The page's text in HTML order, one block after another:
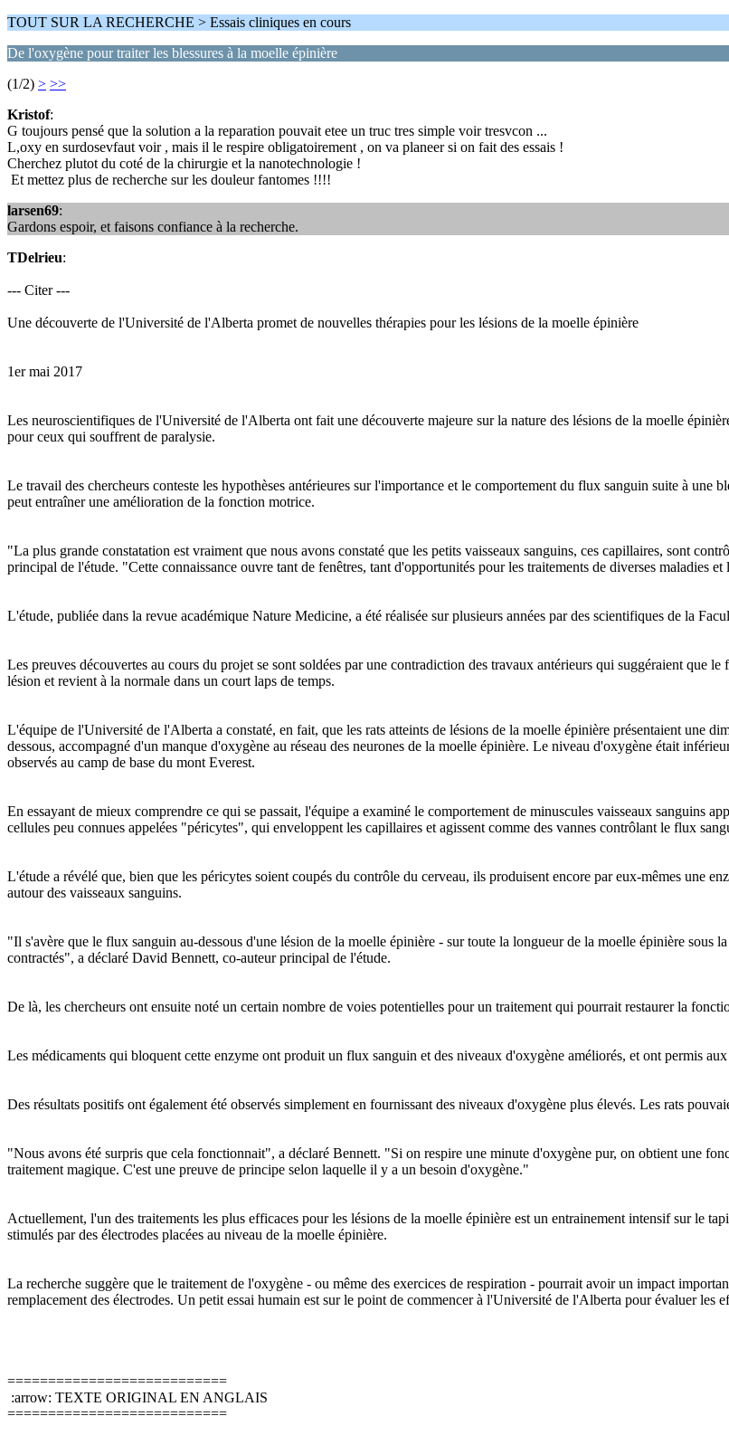
TOUT SUR LA RECHERCHE > Essais cliniques en cours
De l'oxygène pour traiter les blessures à la moelle épinière
(1/2) > >>
Kristof:
G toujours pensé que la solution a la reparation pouvait etee un truc tres simple voir tresvcon ...
L,oxy en surdosevfaut voir , mais il le respire obligatoirement , on va planeer si on fait des essais !
Cherchez plutot du coté de la chirurgie et la nanotechnologie !
Et mettez plus de recherche sur les douleur fantomes !!!!
larsen69:
Gardons espoir, et faisons confiance à la recherche.
TDelrieu:
--- Citer ---
Une découverte de l'Université de l'Alberta promet de nouvelles thérapies pour les lésions de la moelle épinière
1er mai 2017
Les neuroscientifiques de l'Université de l'Alberta ont fait une découverte majeure sur la nature des lésions de la moelle
pour ceux qui souffrent de paralysie.
Le travail des chercheurs conteste les hypothèses antérieures sur l'importance et le comportement du flux sanguin suite à une
peut entraîner une amélioration de la fonction motrice.
"La plus grande constatation est vraiment que nous avons constaté que les petits vaisseaux sanguins, ces capillaires, sont
principal de l'étude. "Cette connaissance ouvre tant de fenêtres, tant d'opportunités pour les traitements de diverses maladies
L'étude, publiée dans la revue académique Nature Medicine, a été réalisée sur plusieurs années par des scientifiques de la
Les preuves découvertes au cours du projet se sont soldées par une contradiction des travaux antérieurs qui suggéraient que
lésion et revient à la normale dans un court laps de temps.
L'équipe de l'Université de l'Alberta a constaté, en fait, que les rats atteints de lésions de la moelle épinière présentaient une
dessous, accompagné d'un manque d'oxygène au réseau des neurones de la moelle épinière. Le niveau d'oxygène était
observés au camp de base du mont Everest.
En essayant de mieux comprendre ce qui se passait, l'équipe a examiné le comportement de minuscules vaisseaux sanguins
cellules peu connues appelées "péricytes", qui enveloppent les capillaires et agissent comme des vannes contrôlant le flux
L'étude a révélé que, bien que les péricytes soient coupés du contrôle du cerveau, ils produisent encore par eux-mêmes une
autour des vaisseaux sanguins.
"Il s'avère que le flux sanguin au-dessous d'une lésion de la moelle épinière - sur toute la longueur de la moelle épinière sous
contractés", a déclaré David Bennett, co-auteur principal de l'étude.
De là, les chercheurs ont ensuite noté un certain nombre de voies potentielles pour un traitement qui pourrait restaurer la
Les médicaments qui bloquent cette enzyme ont produit un flux sanguin et des niveaux d'oxygène améliorés, et ont permis
Des résultats positifs ont également été observés simplement en fournissant des niveaux d'oxygène plus élevés. Les rats
"Nous avons été surpris que cela fonctionnait", a déclaré Bennett. "Si on respire une minute d'oxygène pur, on obtient une
traitement magique. C'est une preuve de principe selon laquelle il y a un besoin d'oxygène."
Actuellement, l'un des traitements les plus efficaces pour les lésions de la moelle épinière est un entrainement intensif sur le
stimulés par des électrodes placées au niveau de la moelle épinière.
La recherche suggère que le traitement de l'oxygène - ou même des exercices de respiration - pourrait avoir un impact
remplacement des électrodes. Un petit essai humain est sur le point de commencer à l'Université de l'Alberta pour évaluer les
===========================
:arrow: TEXTE ORIGINAL EN ANGLAIS
===========================